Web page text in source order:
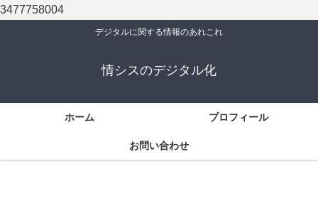
3477758004
デジタルに関する情報のあれこれ
情シスのデジタル化
ホーム プロフィール
お問い合わせ